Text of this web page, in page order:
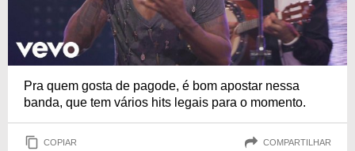
Pra quem gosta de pagode, é bom apostar nessa
banda, que tem vários hits legais para o momento.
COPIAR COMPARTILHAR